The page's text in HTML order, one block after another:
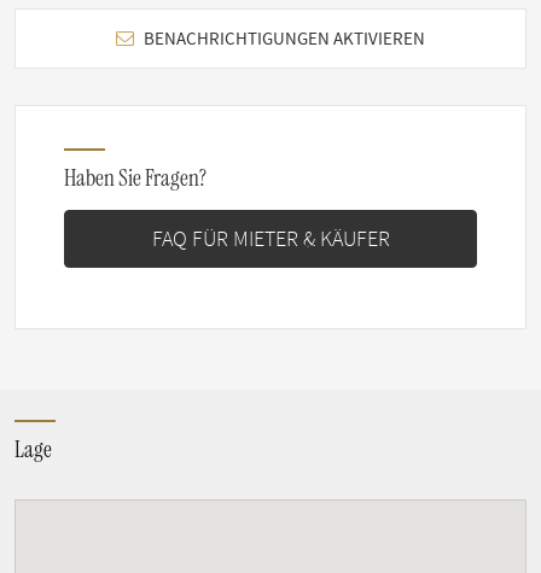
BENACHRICHTIGUNGEN AKTIVIEREN
Haben Sie Fragen?
FAQ FÜR MIETER & KÄUFER
Lage